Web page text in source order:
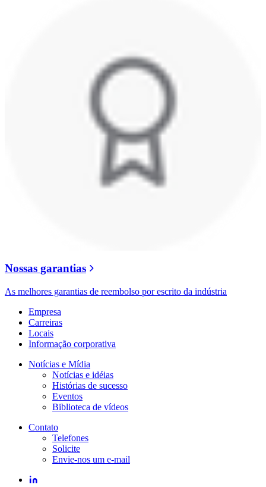
Nossas garantias
As melhores garantias de reembolso por escrito da indústria
Empresa
Carreiras
Locais
Informação corporativa
Notícias e Mídia
Notícias e idéias
Histórias de sucesso
Eventos
Biblioteca de vídeos
Contato
Telefones
Solicite
Envie-nos um e-mail